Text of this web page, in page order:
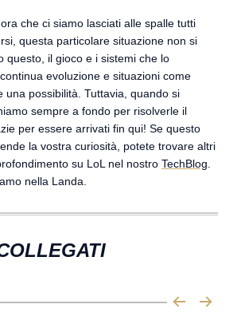
che ci siamo lasciati alle spalle tutti
questa particolare situazione non si
questo, il gioco e i sistemi che lo
evoluzione e situazioni come
una possibilità. Tuttavia, quando si
sempre a fondo per risolverle il
per essere arrivati fin qui! Se questo
la vostra curiosità, potete trovare altri
su LoL nel nostro TechBlog
nella Landa.